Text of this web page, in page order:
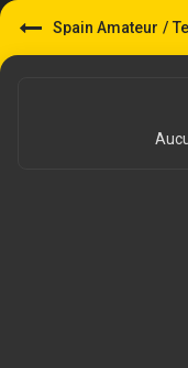
Spain Amateur /